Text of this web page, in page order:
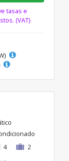
tasas e
(VAT)
4 2